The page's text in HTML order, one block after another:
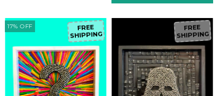
17% OFF FREE
SHIPPING
FREE
SHIPPING